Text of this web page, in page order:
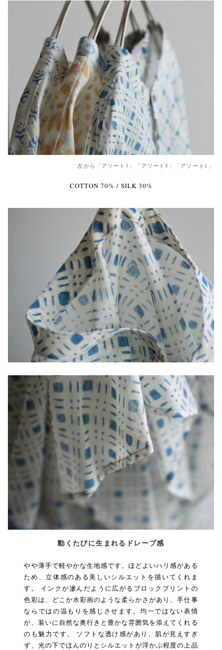
左から「アソート3」「アソート5」「アソート1」
COTTON 70% / SILK 30%
動くたびに生まれるドレープ感
やや薄手で軽やかな生地感です。ほどよいハリ感がある
ため、立体感のある美しいシルエットを描いてくれま
す。 インクが滲んだように広がるブロックプリントの
色彩は、どこか水彩画のような柔らかさがあり、手仕事
ならではの温もりを感じさせます。均一ではない表情
が、装いに自然な奥行きと豊かな雰囲気を添えてくれる
のも魅力です。 ソフトな透け感があり、肌が見えすぎ
ず、光の下でほんのりとシルエットが浮かぶ程度の上品